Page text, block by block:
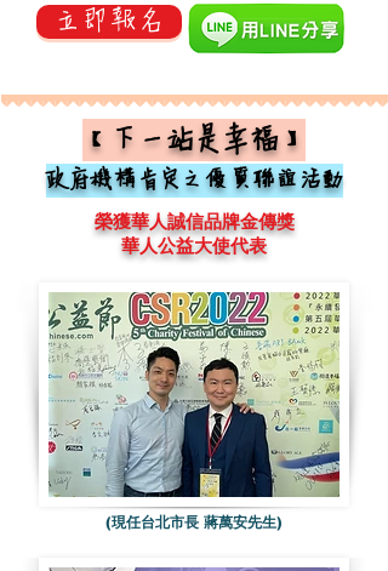
立即報名
【下一站是幸福】
政府機構肯定之優質聯誼活動
榮獲華人誠信品牌金傳獎
華人公益大使代表
(現任台北市長 蔣萬安先生)